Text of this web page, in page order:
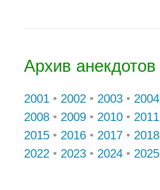
Архив анекдотов
2001 • 2002 • 2003 • 2004
2008 • 2009 • 2010 • 2011
2015 • 2016 • 2017 • 2018
2022 • 2023 • 2024 • 2025